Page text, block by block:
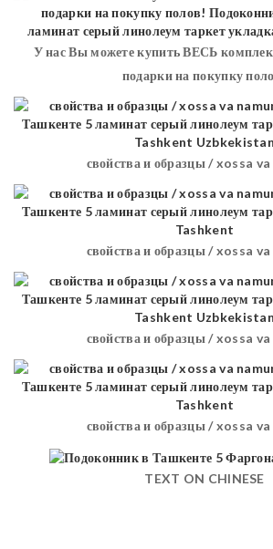
У нас Вы можете купить ВЕСЬ
подарки на покупку
свойства и образцы / xossa
свойства и образцы / xossa
свойства и образцы / xossa
свойства и образцы / xossa
TEXT ON CHINESE